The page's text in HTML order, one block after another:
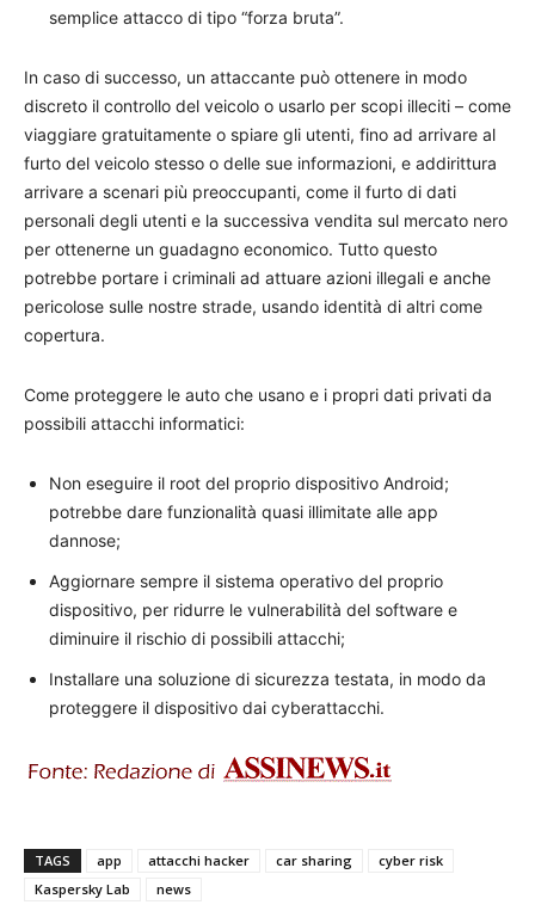
semplice attacco di tipo “forza bruta”.
In caso di successo, un attaccante può ottenere in modo
discreto il controllo del veicolo o usarlo per scopi illeciti – come
viaggiare gratuitamente o spiare gli utenti, fino ad arrivare al
furto del veicolo stesso o delle sue informazioni, e addirittura
arrivare a scenari più preoccupanti, come il furto di dati
personali degli utenti e la successiva vendita sul mercato nero
per ottenerne un guadagno economico. Tutto questo
potrebbe portare i criminali ad attuare azioni illegali e anche
pericolose sulle nostre strade, usando identità di altri come
copertura.
Come proteggere le auto che usano e i propri dati privati da
possibili attacchi informatici:
Non eseguire il root del proprio dispositivo Android;
potrebbe dare funzionalità quasi illimitate alle app
dannose;
Aggiornare sempre il sistema operativo del proprio
dispositivo, per ridurre le vulnerabilità del software e
diminuire il rischio di possibili attacchi;
Installare una soluzione di sicurezza testata, in modo da
proteggere il dispositivo dai cyberattacchi.
TAGS app attacchi hacker car sharing
cyber risk
Kaspersky Lab
news